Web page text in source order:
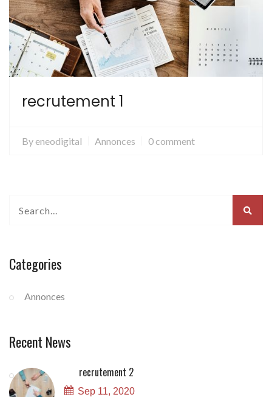
recrutement 1
By eneodigital Annonces 0 comment
Categories
Annonces
Recent News
recrutement 2
Sep 11, 2020